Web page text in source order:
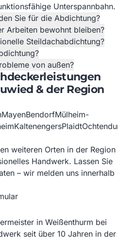
Unterspannbahn.
Sie für die Abdichtung?
Arbeiten bewohnt bleiben?
Steildachabdichtung?
von außen?
& der Region
MayenBendorfMülheim-
KaltenengersPlaidt
weiteren Orten in der Region
Handwerk. Lassen Sie
– wir melden uns innerhalb
in Weißenthurm bei
seit über 10 Jahren in der